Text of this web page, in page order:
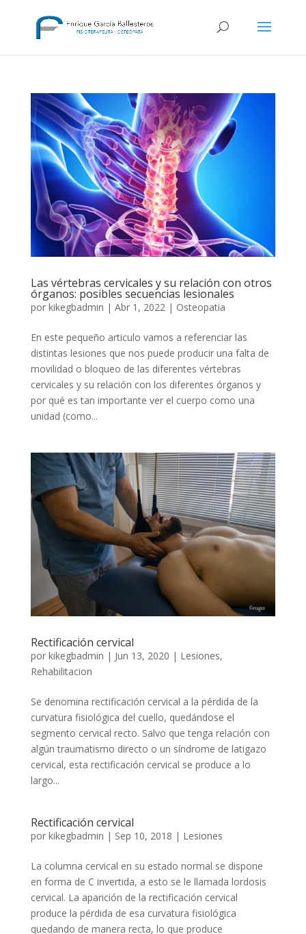
Las vértebras cervicales y su relación con otros
órganos: posibles secuencias lesionales
por kikegbadmin | Abr 1, 2022| Osteopatia
En este pequeño articulo vamos a referenciar las
distintas lesiones que nos puede producir una falta de
movilidad o bloqueo de las diferentes vértebras
cervicales y su relación con los diferentes órganos y
por qué es tan importante ver el cuerpo como una
unidad (como...
Rectificación cervical
por kikegbadmin | Jun 13, 2020 | Lesiones,
Rehabilitacion
Se denomina rectificación cervical a la pérdida de la
curvatura fisiológica del cuello, quedándose el
segmento cervical recto. Salvo que tenga relación con
algún traumatismo directo o un síndrome de latigazo
cervical, esta rectificación cervical se produce a lo
largo...
Rectificación cervical
por kikegbadmin | Sep 10, 2018 | Lesiones
La columna cervical en su estado normal se dispone
en forma de C invertida, a esto se le llamada lordosis
cervical. La aparición de la rectificación cervical
produce la pérdida de esa curvatura fisiológica
quedando de manera recta, lo que produce